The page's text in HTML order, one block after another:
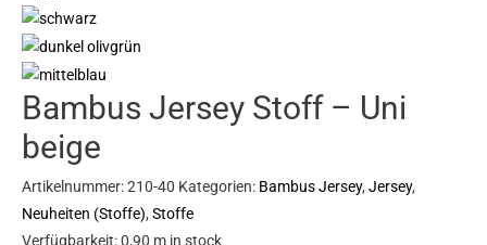
Bambus Jersey Stoff – Uni
beige
Artikelnummer:210-40 Kategorien: Bambus Jersey, Jersey,
Neuheiten (Stoffe), Stoffe
Verfügbarkeit:0,90 m in stock